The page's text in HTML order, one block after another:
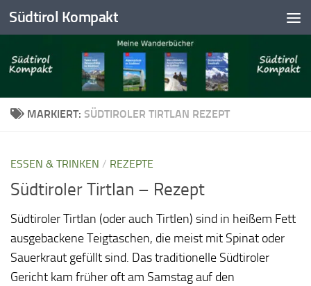
Skip to content
Südtirol Kompakt
MARKIERT: SÜDTIROLER TIRTLAN REZEPT
ESSEN & TRINKEN / REZEPTE
Südtiroler Tirtlan – Rezept
Südtiroler Tirtlan (oder auch Tirtlen) sind in heißem Fett
ausgebackene Teigtaschen, die meist mit Spinat oder
Sauerkraut gefüllt sind. Das traditionelle Südtiroler
Gericht kam früher oft am Samstag auf den